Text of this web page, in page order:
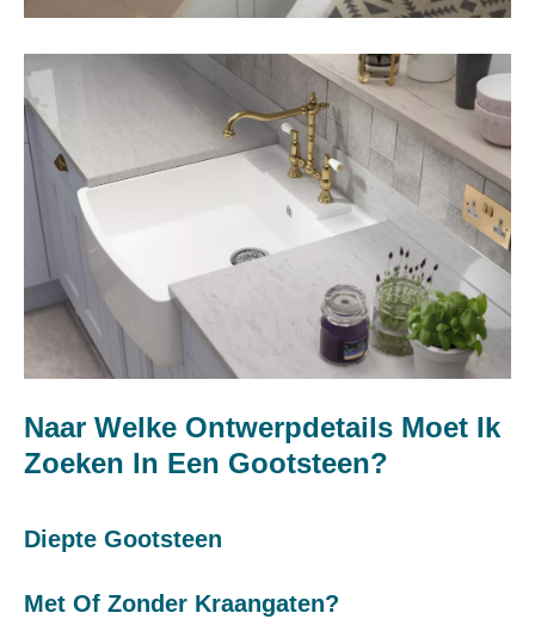
Naar Welke Ontwerpdetails Moet Ik
Zoeken In Een Gootsteen?
Diepte Gootsteen
Met Of Zonder Kraangaten?